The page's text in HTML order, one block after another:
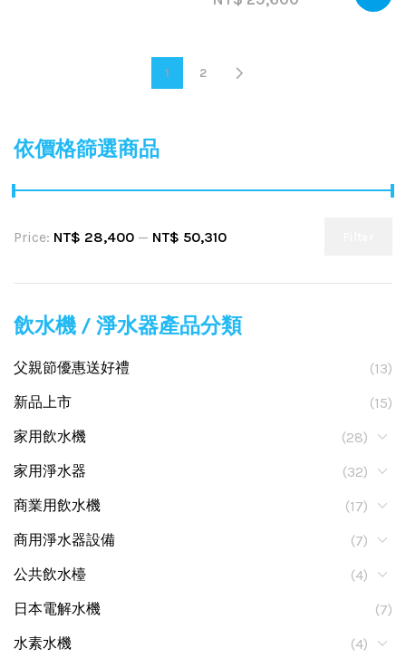
依價格篩選商品
Price: NT$ 28,400 — NT$ 50,310
飲水機 / 淨水器產品分類
父親節優惠送好禮
(13)
新品上市
(15)
家用飲水機
(28)
家用淨水器
(32)
商業用飲水機
(17)
商用淨水器設備
(7)
公共飲水檯
(4)
日本電解水機
(7)
水素水機
(4)
1 2